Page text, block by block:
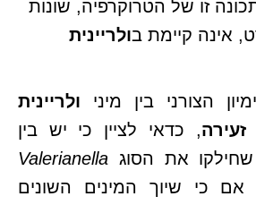
זו של הטרוקרפיה, שונות
אינה קיימת בולריינית
הצורני בין מיני ולריינית
זעירה, כדאי לציין כי יש בין
את הסוג Valerianella
כי שיוך המינים השונים